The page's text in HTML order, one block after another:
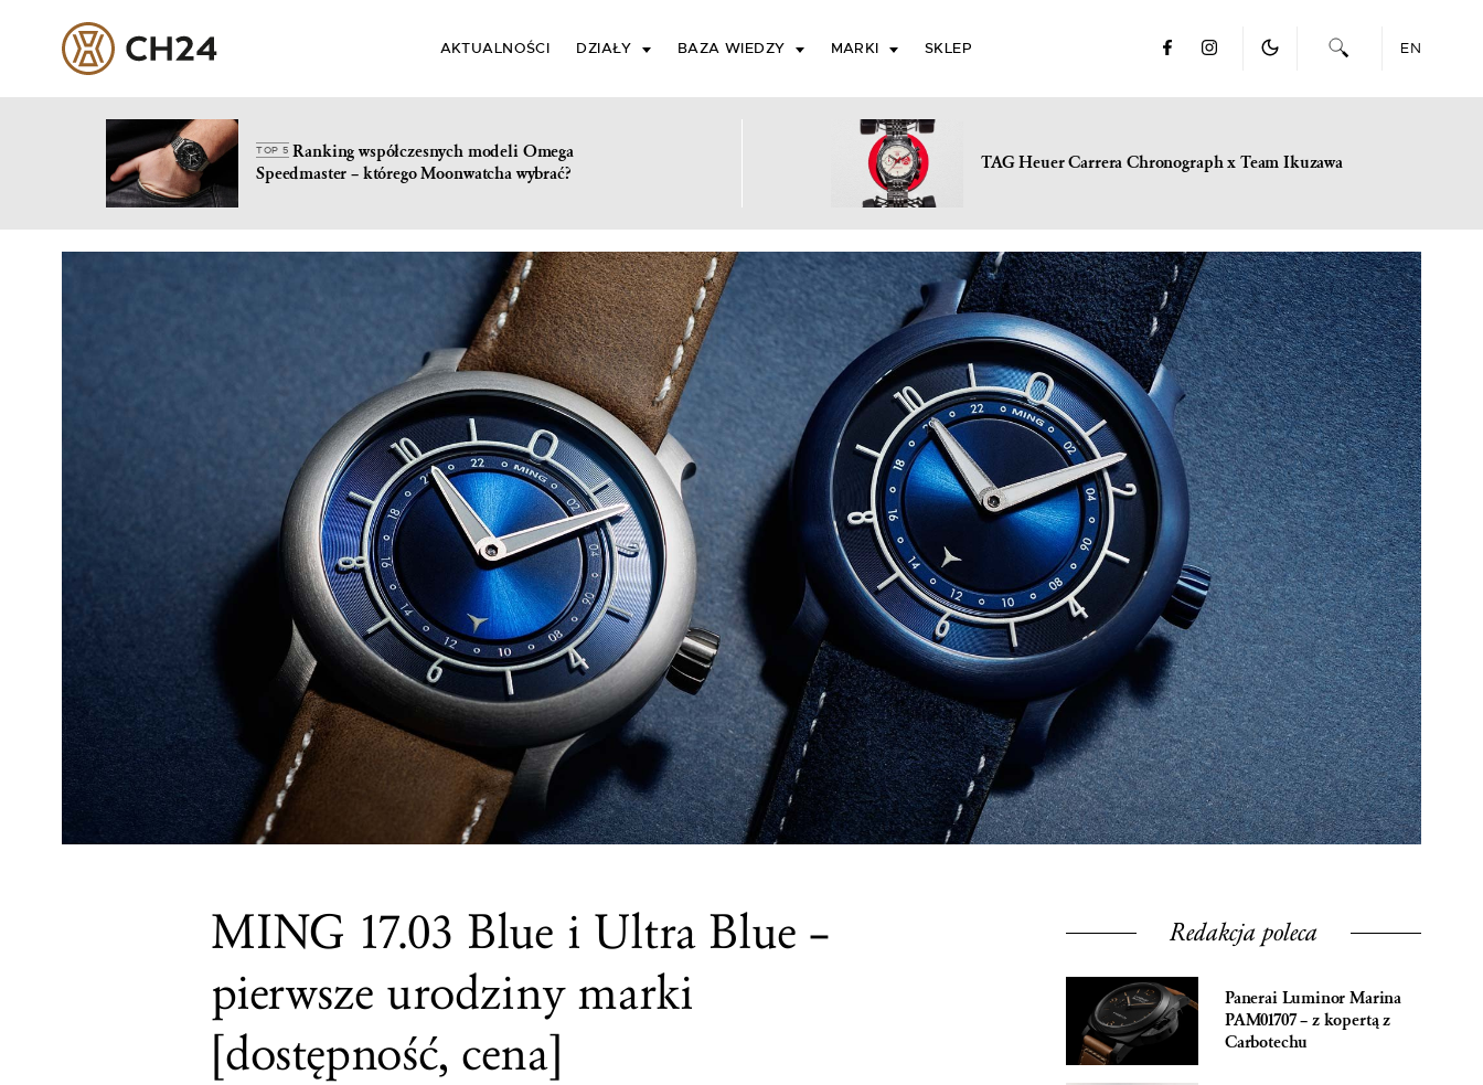
AKTUALNOŚCI DZIAŁY BAZA WIEDZY MARKI SKLEP EN
TOP 5Ranking współczesnych modeli Omega
Speedmaster – którego Moonwatcha wybrać?
TAG Heuer Carrera Chronograph x Team Ikuzawa
MING 17.03 Blue i Ultra Blue –
pierwsze urodziny marki
[dostępność, cena]
Redakcja poleca
Panerai Luminor Marina
PAM01707 – z kopertą z
Carbotechu